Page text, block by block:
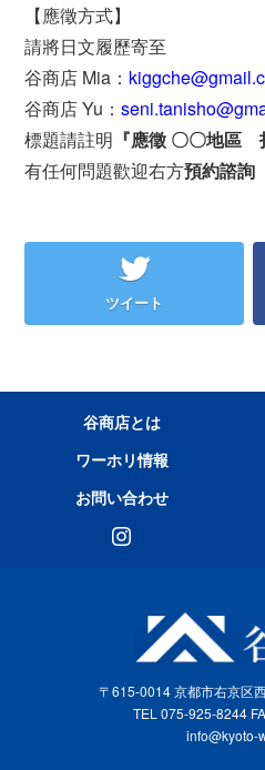
【應徵方式】
請將日文履歷寄至
谷商店 Mia：
谷商店 Yu：
標題請註明 『應徵 〇〇地區
有任何問題歡迎右方預約諮詢
ツイート
谷商店とは
ワーホリ情報
お問い合わせ
〒615-0014 京都市右京区
TEL 075-925-8244
info@kyoto-